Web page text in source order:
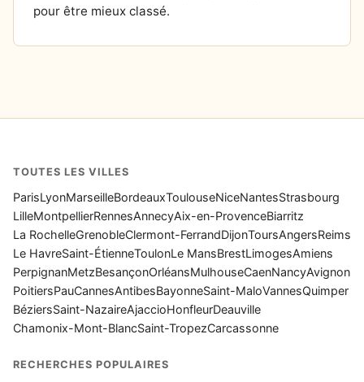
pour être mieux classé.
TOUTES LES VILLES
ParisLyonMarseilleBordeauxToulouseNiceNantesStrasbourg
LilleMontpellierRennesAnnecyAix-en-ProvenceBiarritz
La RochelleGrenobleClermont-FerrandDijonToursAngersReims
Le HavreSaint-ÉtienneToulonLe MansBrestLimogesAmiens
PerpignanMetzBesançonOrléansMulhouseCaenNancyAvignon
PoitiersPauCannesAntibesBayonneSaint-MaloVannesQuimper
BéziersSaint-NazaireAjaccioHonfleurDeauville
Chamonix-Mont-BlancSaint-TropezCarcassonne
RECHERCHES POPULAIRES